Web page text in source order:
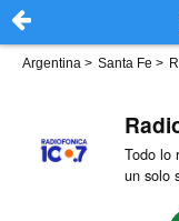
Argentina > Santa Fe >
Todo lo
un solo